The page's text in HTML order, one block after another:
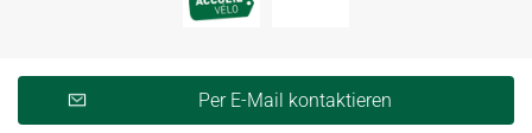
Per E-Mail kontaktieren